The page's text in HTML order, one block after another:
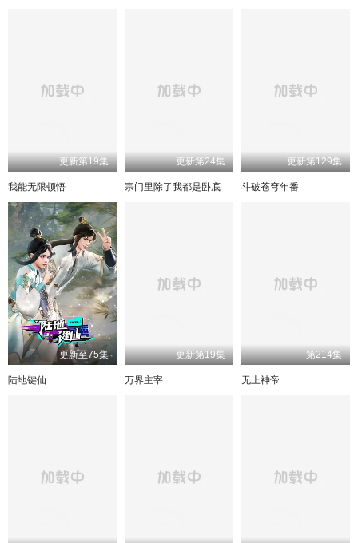
更新第19集
我能无限顿悟
更新第24集
宗门里除了我都是卧底
更新第129集
斗破苍穹年番
更新至75集
陆地键仙
更新第19集
万界主宰
第214集
无上神帝